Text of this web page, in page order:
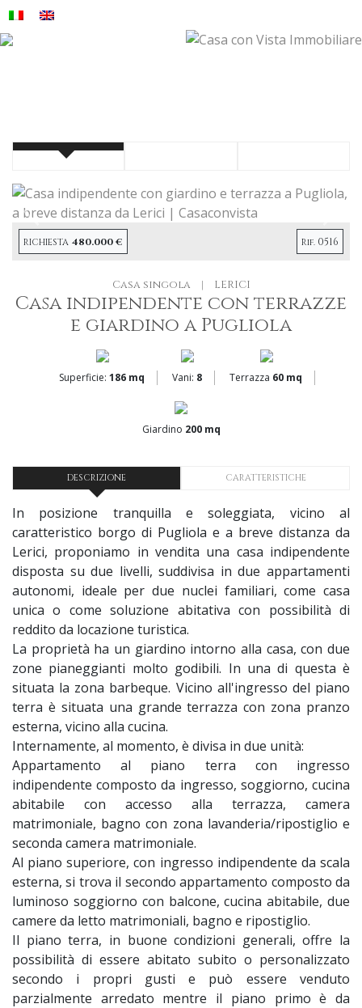
Precendete
RICHIESTA 480.000 € Rif. 0516
Casa singola | LERICI
Casa indipendente con terrazze
e giardino a Pugliola
Superficie: 186 mq Vani: 8 Terrazza 60 mq
Giardino 200 mq
DESCRIZIONE CARATTERISTICHE
In posizione tranquilla e soleggiata, vicino al
caratteristico borgo di Pugliola e a breve distanza da
Lerici, proponiamo in vendita una casa indipendente
disposta su due livelli, suddivisa in due appartamenti
autonomi, ideale per due nuclei familiari, come casa
unica o come soluzione abitativa con possibilità di
reddito da locazione turistica.
La proprietà ha un giardino intorno alla casa, con due
zone pianeggianti molto godibili. In una di questa è
situata la zona barbeque. Vicino all'ingresso del piano
terra è situata una grande terrazza con zona pranzo
esterna, vicino alla cucina.
Internamente, al momento, è divisa in due unità:
Appartamento al piano terra con ingresso
indipendente composto da ingresso, soggiorno, cucina
abitabile con accesso alla terrazza, camera
matrimoniale, bagno con zona lavanderia/ripostiglio e
seconda camera matrimoniale.
Al piano superiore, con ingresso indipendente da scala
esterna, si trova il secondo appartamento composto da
luminoso soggiorno con balcone, cucina abitabile, due
camere da letto matrimoniali, bagno e ripostiglio.
Il piano terra, in buone condizioni generali, offre la
possibilità di essere abitato subito o personalizzato
secondo i propri gusti e può essere venduto
parzialmente arredato mentre il piano primo è da